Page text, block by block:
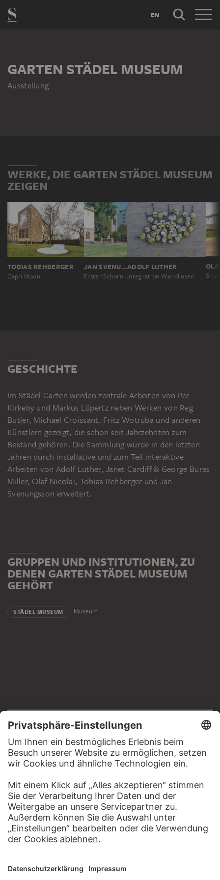
EN
GARTEN STÄDEL MUSEUM
Ausstellung
WERKE, DIE GARTEN STÄDEL MUSEUM
ZEIGEN
TOBIAS REHBERGER
Capri Moon
JAN SVENUNGSSON
Erster Schornstein II
ADOLF LUTHER
Integration Wandlinsen
GESCHICHTE
Im Städel Garten werden zentrale Arbeiten von Per
Kirkeby und Markus Lüpertz neben Werken von Reg
Butler, Michael Croissant, Fritz Wotruba und anderen
Künstlern gezeigt, die schon seit Jahrzehnten zum
Bestand gehören. Die Sammlung wurde in den letzten
Jahren durch installative und zum Teil interaktive
Arbeiten von Adolf Luther, Janet Cardiff & George Bures
Miller, Olaf Nicolai, Tobias Rehberger und Jan
Svenungsson erweitert.
GRUPPEN UND INSTITUTIONEN, ZU
DENEN GARTEN STÄDEL MUSEUM
GEHÖRT
STÄDEL MUSEUM Museum
Impressum
Datenschutz
Copyright © 2026 Städel Museum
All rights reserved.
DIGITALE SAMMLUNG
Startseite
Werke
Künstler
Alben
SOCIAL MEDIA